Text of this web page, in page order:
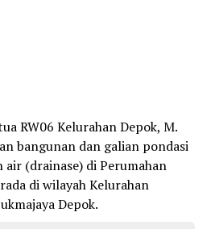
RW06 Kelurahan Depok, M.
bangunan dan galian pondasi
air (drainase) di Perumahan
di wilayah Kelurahan
Depok.